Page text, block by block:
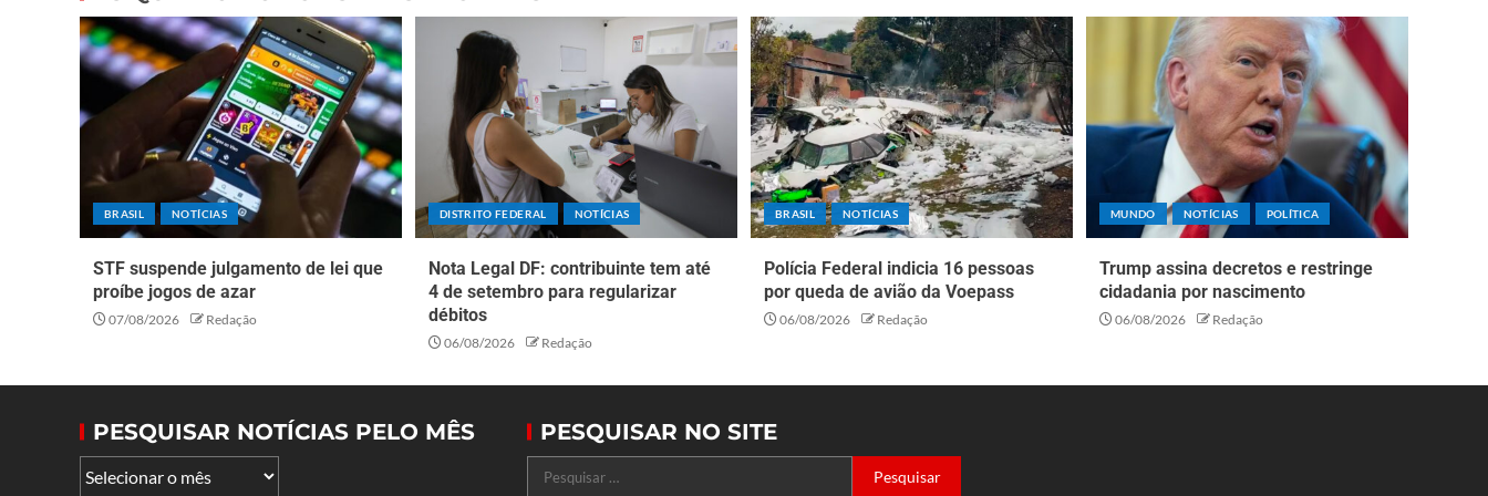
BRASIL NOTÍCIAS
STF suspende julgamento de lei que
proíbe jogos de azar
07/08/2026 Redação
DISTRITO FEDERAL NOTÍCIAS
Nota Legal DF: contribuinte tem até
4 de setembro para regularizar
débitos
06/08/2026 Redação
BRASIL NOTÍCIAS
Polícia Federal indicia 16 pessoas
por queda de avião da Voepass
06/08/2026 Redação
MUNDO NOTÍCIAS POLÍTICA
Trump assina decretos e restringe
cidadania por nascimento
06/08/2026 Redação
PESQUISAR NOTÍCIAS PELO MÊS PESQUISAR NO SITE